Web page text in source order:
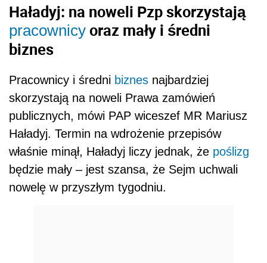
Haładyj: na noweli Pzp skorzystają
pracownicy oraz mały i średni
biznes
Pracownicy i średni biznes najbardziej
skorzystają na noweli Prawa zamówień
publicznych, mówi PAP wiceszef MR Mariusz
Haładyj. Termin na wdrożenie przepisów
właśnie minął, Haładyj liczy jednak, że poślizg
będzie mały – jest szansa, że Sejm uchwali
nowelę w przyszłym tygodniu.